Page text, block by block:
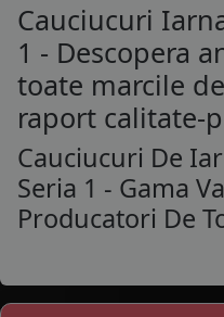
Cauciucuri
1 - Descopera
toate marcile
raport calitate-
Cauciucuri De
Seria 1 - Gama
Producatori De